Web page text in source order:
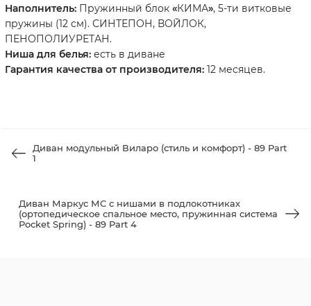
Наполнитель: Пружинный блок «КИМА», 5-ти витковые
пружины (12 см). СИНТЕПОН, ВОЙЛОК,
ПЕНОПОЛИУРЕТАН.
Ниша для белья: есть в диване
Гарантия качества от производителя: 12 месяцев.
Диван модульный Виларо (стиль и комфорт) - 89 Part
1
Диван Маркус МC с нишами в подлокотниках
(ортопедическое спальное место, пружинная система
Pocket Spring) - 89 Part 4